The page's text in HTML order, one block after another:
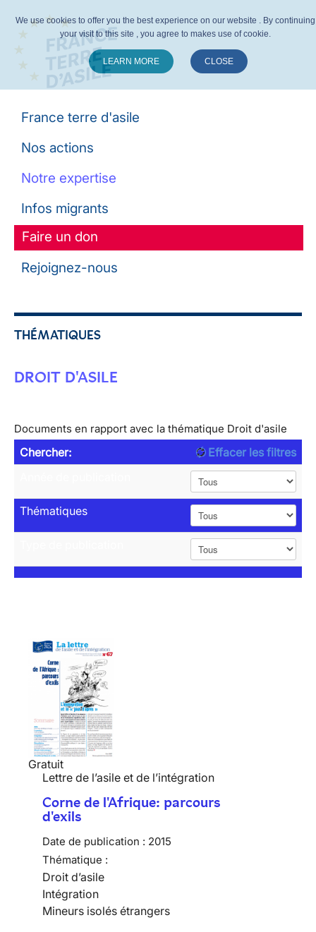
France terre d'asile
Nos actions
Notre expertise
Infos migrants
Faire un don
Rejoignez-nous
THÉMATIQUES
DROIT D'ASILE
Documents en rapport avec la thématique Droit d'asile
Chercher:
Effacer les filtres
Thématiques
Gratuit
Lettre de l’asile et de l’intégration
Corne de l'Afrique: parcours
d'exils
Date de publication : 2015
Thématique :
Droit d’asile
Intégration
Mineurs isolés étrangers
We use cookies to offer you the best experience on our website . By continuing
your visit to this site , you agree to makes use of cookie.
LEARN MORE CLOSE